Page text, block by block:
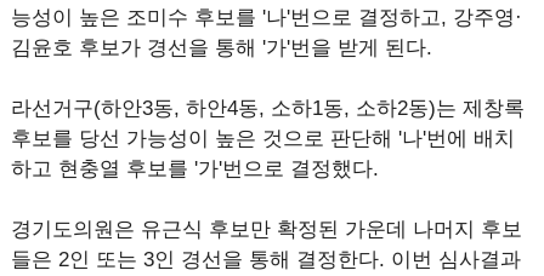
능성이 높은 조미수 후보를 '나'번으로 결정하고, 강주영·
김윤호 후보가 경선을 통해 '가'번을 받게 된다.
라선거구(하안3동, 하안4동, 소하1동, 소하2동)는 제창록
후보를 당선 가능성이 높은 것으로 판단해 '나'번에 배치
하고 현충열 후보를 '가'번으로 결정했다.
경기도의원은 유근식 후보만 확정된 가운데 나머지 후보
들은 2인 또는 3인 경선을 통해 결정한다. 이번 심사결과